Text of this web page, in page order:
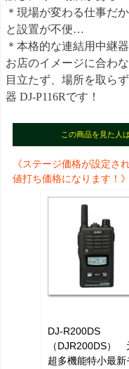
＊現場が変わる仕事だ
と設置が不便…
＊本格的な連結用中継
お店のイメージに合わ
目立たず、場所を取ら
器 DJ-P116Rです！
この商品を見た人
《ステージ価格が設定さ
値打ち価格になります！》
DJ-R200DS
（DJR200DS）
超多機能特小最新